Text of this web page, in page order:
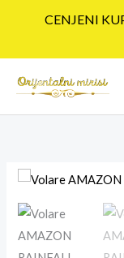
CENJENI
Volare
AMAZON
RAINFALL
100ml